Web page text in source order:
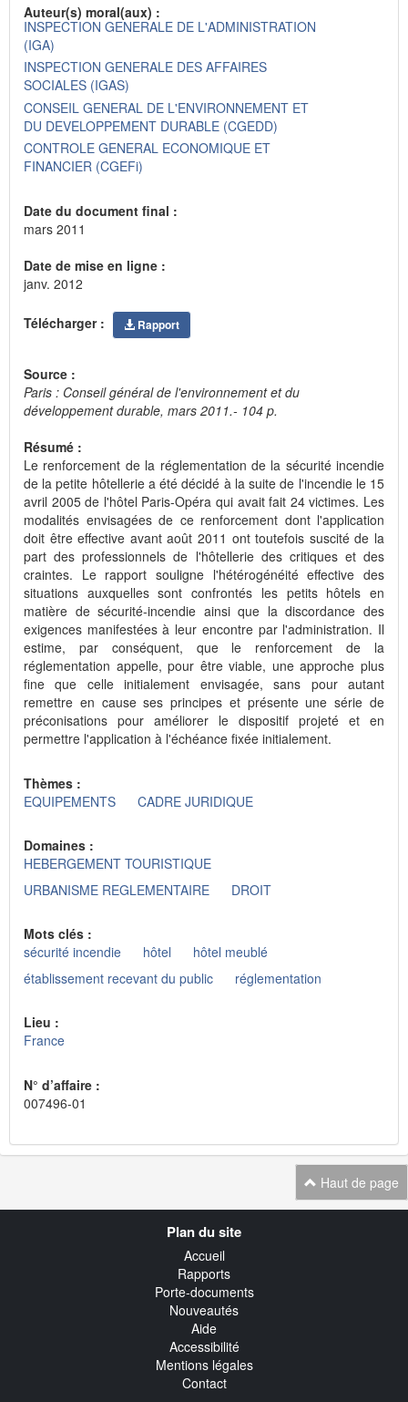
Auteur(s) moral(aux) :
INSPECTION GENERALE DE L'ADMINISTRATION
(IGA)
INSPECTION GENERALE DES AFFAIRES
SOCIALES (IGAS)
CONSEIL GENERAL DE L'ENVIRONNEMENT ET
DU DEVELOPPEMENT DURABLE (CGEDD)
CONTROLE GENERAL ECONOMIQUE ET
FINANCIER (CGEFi)
Date du document final :
mars 2011
Date de mise en ligne :
janv. 2012
Télécharger : Rapport
Source :
Paris : Conseil général de l'environnement et du
développement durable, mars 2011.- 104 p.
Résumé :
Le renforcement de la réglementation de la sécurité incendie
de la petite hôtellerie a été décidé à la suite de l'incendie le 15
avril 2005 de l'hôtel Paris-Opéra qui avait fait 24 victimes. Les
modalités envisagées de ce renforcement dont l'application
doit être effective avant août 2011 ont toutefois suscité de la
part des professionnels de l'hôtellerie des critiques et des
craintes. Le rapport souligne l'hétérogénéité effective des
situations auxquelles sont confrontés les petits hôtels en
matière de sécurité-incendie ainsi que la discordance des
exigences manifestées à leur encontre par l'administration. Il
estime, par conséquent, que le renforcement de la
réglementation appelle, pour être viable, une approche plus
fine que celle initialement envisagée, sans pour autant
remettre en cause ses principes et présente une série de
préconisations pour améliorer le dispositif projeté et en
permettre l'application à l'échéance fixée initialement.
Thèmes :
EQUIPEMENTS
CADRE JURIDIQUE
Domaines :
HEBERGEMENT TOURISTIQUE
URBANISME REGLEMENTAIRE
DROIT
Mots clés :
sécurité incendie
hôtel
hôtel meublé
établissement recevant du public
réglementation
Lieu :
France
N° d’affaire :
007496-01
Haut de page
Plan du site
Accueil
Rapports
Porte-documents
Nouveautés
Aide
Accessibilité
Mentions légales
Contact